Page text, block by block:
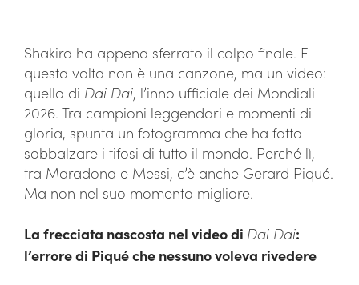
Shakira ha appena sferrato il colpo finale. E
questa volta non è una canzone, ma un video:
quello di Dai Dai, l’inno ufficiale dei Mondiali
2026. Tra campioni leggendari e momenti di
gloria, spunta un fotogramma che ha fatto
sobbalzare i tifosi di tutto il mondo. Perché lì,
tra Maradona e Messi, c’è anche Gerard Piqué.
Ma non nel suo momento migliore.
La frecciata nascosta nel video di Dai Dai:
l’errore di Piqué che nessuno voleva rivedere